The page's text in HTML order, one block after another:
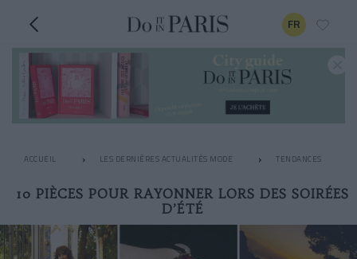
FR
ACCUEIL LES DERNIÈRES ACTUALITÉS MODE TENDANCES
10 PIÈCES POUR RAYONNER LORS DES SOIRÉES
D’ÉTÉ